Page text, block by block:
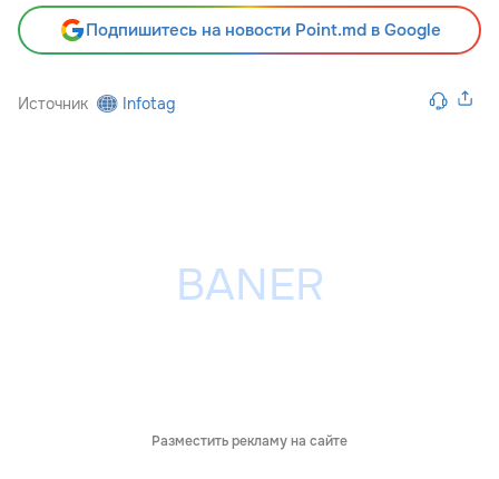
Подпишитесь на новости Point.md в Google
Источник Infotag
Разместить рекламу на сайте